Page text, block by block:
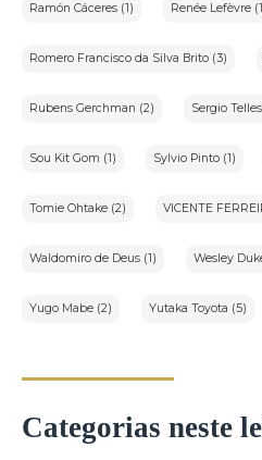
Ramón Cáceres (1) Renée Lefèvre
Romero Francisco da Silva Brito (3)
Rubens Gerchman (2) Sergio
Sou Kit Gom (1) Sylvio Pinto (1)
Tomie Ohtake (2) VICENTE
Waldomiro de Deus (1) Wesley
Yugo Mabe (2) Yutaka Toyota (5)
Categorias neste